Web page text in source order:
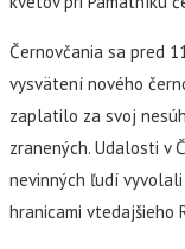
Černovčania sa pred
vysvätení nového
zaplatilo za svoj
zranených. Udalosti v
nevinných ľudí
hranicami vtedajšieho